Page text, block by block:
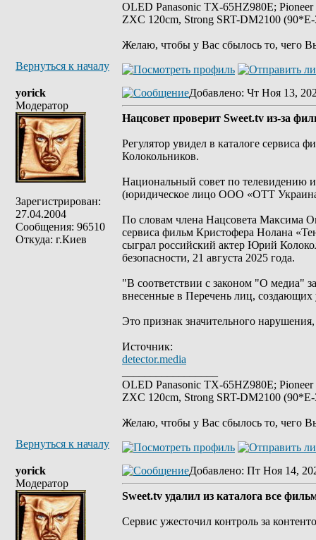
OLED Panasonic TX-65HZ980E;
ZXC 120cm, Strong SRT-DM2100
Желаю, чтобы у Вас сбылось то, чего
Вернуться к началу
yorick
Модератор
Зарегистрирован:
27.04.2004
Сообщения: 96510
Откуда: г.Киев
Добавлено: Чт Ноя 13,
Нацсовет проверит Sweet.tv из-за
Регулятор увидел в каталоге сервиса
Колокольников.
Национальный совет по телевидению
(юридическое лицо ООО «ОТТ
По словам члена Нацсовета Максима
сервиса фильм Кристофера Нолана
сыграл российский актер Юрий
безопасности, 21 августа 2025 года.
"В соответствии с законом "О медиа"
внесенные в Перечень лиц, создающих
Это признак значительного
Источник:
detector.media
OLED Panasonic TX-65HZ980E;
ZXC 120cm, Strong SRT-DM2100
Желаю, чтобы у Вас сбылось то, чего
Вернуться к началу
yorick
Модератор
Добавлено: Пт Ноя 14,
Sweet.tv удалил из каталога все
Сервис ужесточил контроль за